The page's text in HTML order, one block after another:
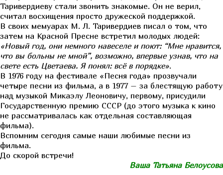
Таривердиеву стали звонить знакомые. Он не верил,
считал восхищения просто дружеской поддержкой.
В своих мемуарах М. Л. Таривердиев писал о том, что
затем на Красной Пресне встретил молодых людей:
«Новый год, они немного навеселе и поют: “Мне нравится,
что вы больны не мной”, возможно, впервые узнав, что на
свете есть Цветаева. Я понял: всё в порядке».
В 1976 году на фестивале «Песня года» прозвучали
четыре песни из фильма, а в 1977 – за блестящую работу
над музыкой Микаэлу Леоновичу, первому, присудили
Государственную премию СССР (до этого музыка к кино
не рассматривалась как отдельная составляющая
фильма).
Вспомним сегодня самые наши любимые песни из
фильма.
До скорой встречи!
Ваша Татьяна Белоусова